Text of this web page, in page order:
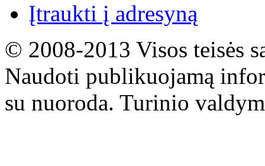
Įtraukti į adresyną
© 2008-2013 Visos teisės
Naudoti publikuojamą
su nuoroda. Turinio